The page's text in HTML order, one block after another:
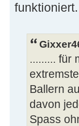
funktioniert.
......... für
Ballern
davon
Spass